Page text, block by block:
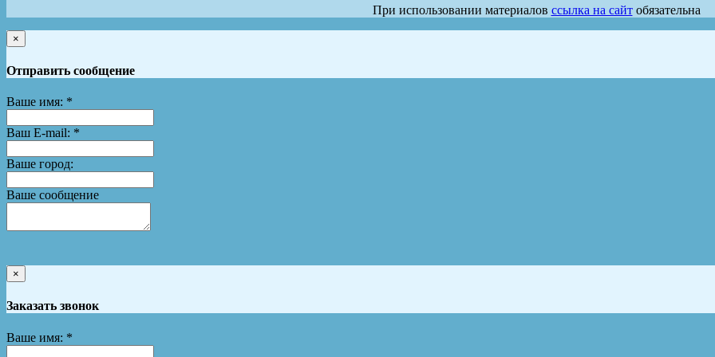
При использовании материалов ссылка на сайтобязательна
×
Отправить сообщение
Ваше имя: *
Ваш E-mail: *
Ваше город:
Ваше сообщение
×
Заказать звонок
Ваше имя: *